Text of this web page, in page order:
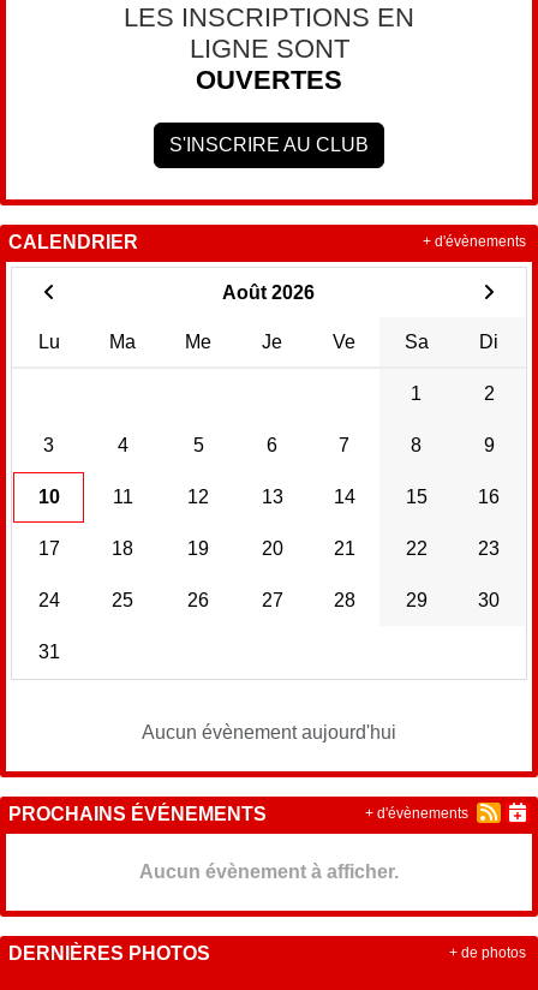
LES INSCRIPTIONS EN
LIGNE SONT
OUVERTES
S'INSCRIRE AU CLUB
CALENDRIER
Août 2026
Lu Ma Me Je Ve Sa Di
1 2
3 4 5 6 7 8 9
10 11 12 13 14 15 16
17 18 19 20 21 22 23
24 25 26 27 28 29 30
31
Aucun évènement aujourd'hui
+ d'évènements
PROCHAINS ÉVÉNEMENTS
Aucun évènement à afficher.
+ d'évènements
DERNIÈRES PHOTOS + de photos